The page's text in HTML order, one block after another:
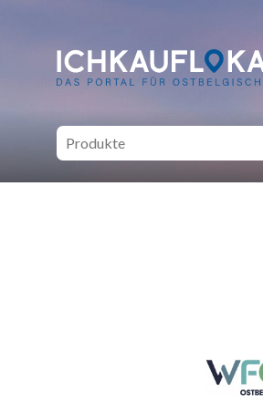
ich kauf lokal -